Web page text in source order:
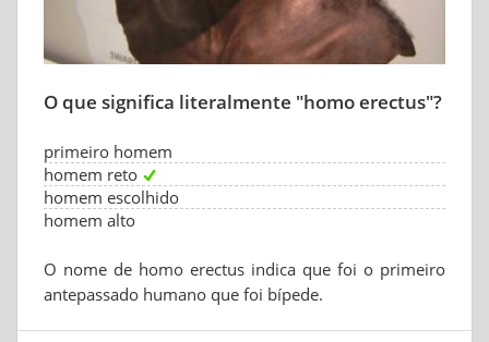
O que significa literalmente "homo erectus"?
primeiro homem
homem reto
homem escolhido
homem alto
O nome de homo erectus indica que foi o primeiro
antepassado humano que foi bípede.